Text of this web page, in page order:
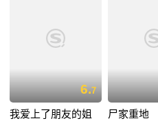
6.7
我爱上了朋友的姐
尸家重地